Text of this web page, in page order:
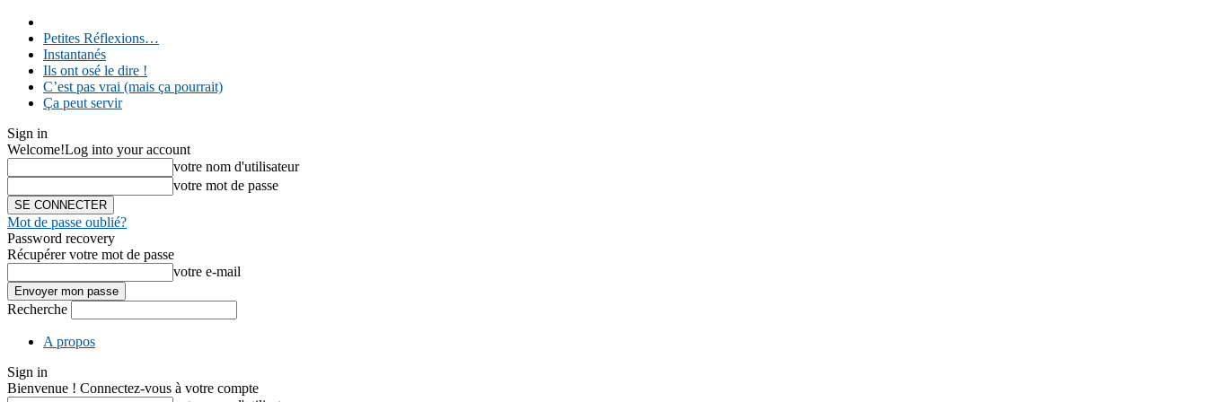
Petites Réflexions…
Instantanés
Ils ont osé le dire !
C’est pas vrai (mais ça pourrait)
Ça peut servir
Sign in
Welcome!Log into your account
votre nom d'utilisateur
votre mot de passe
Mot de passe oublié?
Password recovery
Récupérer votre mot de passe
votre e-mail
Recherche
A propos
Sign in
Bienvenue ! Connectez-vous à votre compte